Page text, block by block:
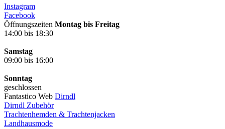
Instagram
Facebook
Öffnungszeiten Montag bis Freitag
14:00 bis 18:30
Samstag
09:00 bis 16:00
Sonntag
geschlossen
Fantastico Web Dirndl
Dirndl Zubehör
Trachtenhemden & Trachtenjacken
Landhausmode